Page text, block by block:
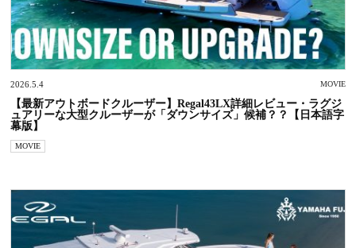
2026.5.4 MOVIE
【最新アウトボードクルーザー】Regal43LX詳細レビュー・ラグジ
ュアリーな大型クルーザーが「ダウンサイズ」候補？？【日本語字
幕版】
MOVIE